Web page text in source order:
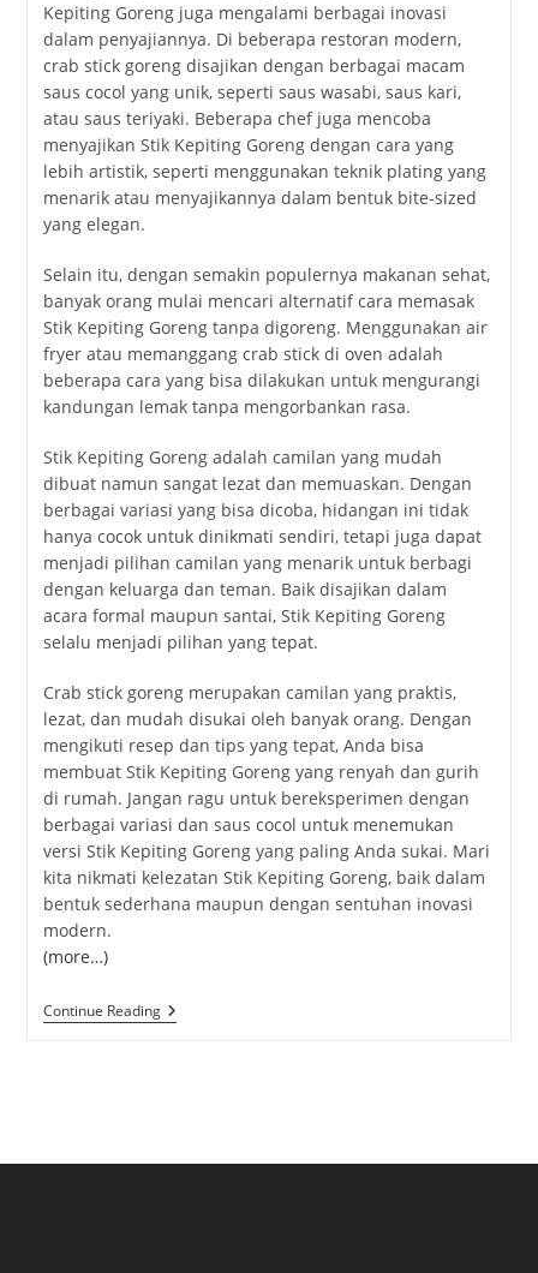
Kepiting Goreng juga mengalami berbagai inovasi
dalam penyajiannya. Di beberapa restoran modern,
crab stick goreng disajikan dengan berbagai macam
saus cocol yang unik, seperti saus wasabi, saus kari,
atau saus teriyaki. Beberapa chef juga mencoba
menyajikan Stik Kepiting Goreng dengan cara yang
lebih artistik, seperti menggunakan teknik plating yang
menarik atau menyajikannya dalam bentuk bite-sized
yang elegan.
Selain itu, dengan semakin populernya makanan sehat,
banyak orang mulai mencari alternatif cara memasak
Stik Kepiting Goreng tanpa digoreng. Menggunakan air
fryer atau memanggang crab stick di oven adalah
beberapa cara yang bisa dilakukan untuk mengurangi
kandungan lemak tanpa mengorbankan rasa.
Stik Kepiting Goreng adalah camilan yang mudah
dibuat namun sangat lezat dan memuaskan. Dengan
berbagai variasi yang bisa dicoba, hidangan ini tidak
hanya cocok untuk dinikmati sendiri, tetapi juga dapat
menjadi pilihan camilan yang menarik untuk berbagi
dengan keluarga dan teman. Baik disajikan dalam
acara formal maupun santai, Stik Kepiting Goreng
selalu menjadi pilihan yang tepat.
Crab stick goreng merupakan camilan yang praktis,
lezat, dan mudah disukai oleh banyak orang. Dengan
mengikuti resep dan tips yang tepat, Anda bisa
membuat Stik Kepiting Goreng yang renyah dan gurih
di rumah. Jangan ragu untuk bereksperimen dengan
berbagai variasi dan saus cocol untuk menemukan
versi Stik Kepiting Goreng yang paling Anda sukai. Mari
kita nikmati kelezatan Stik Kepiting Goreng, baik dalam
bentuk sederhana maupun dengan sentuhan inovasi
modern.
(more…)
Continue ReadingCrab
Stick
Dan